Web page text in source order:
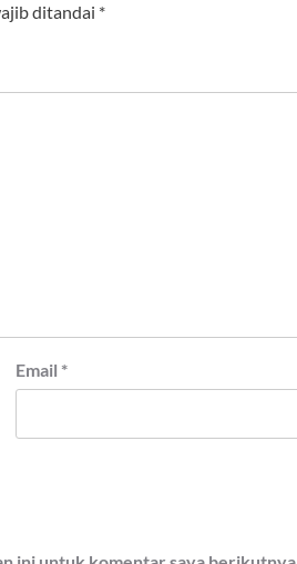
ditandai *
Email *